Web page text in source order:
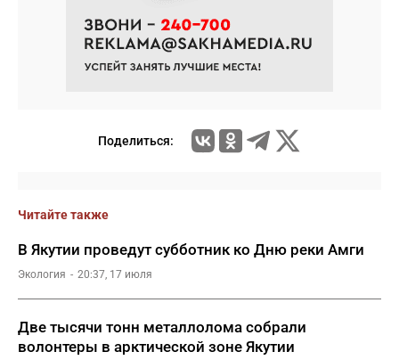
Поделиться:
Читайте также
В Якутии проведут субботник ко Дню реки Амги
Экология 20:37, 17 июля
Две тысячи тонн металлолома собрали
волонтеры в арктической зоне Якутии